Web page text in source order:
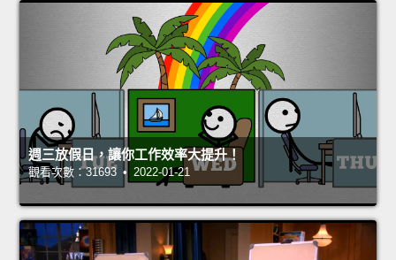
週三放假日，讓你工作效率大提升！
觀看次數：31693 • 2022-01-21